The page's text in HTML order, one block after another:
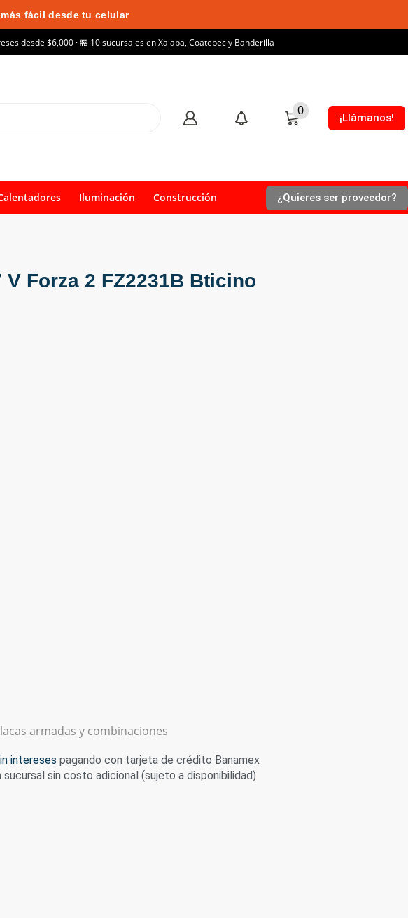
más fácil desde tu celular
desde $6,000 · 🏪 10 sucursales en Xalapa, Coatepec y Banderilla
0 ¡Llámanos!
Iluminación Construcción ¿Quieres ser proveedor?
Forza 2 FZ2231B Bticino
armadas y combinaciones
intereses pagando con tarjeta de crédito Banamex
sin costo adicional (sujeto a disponibilidad)